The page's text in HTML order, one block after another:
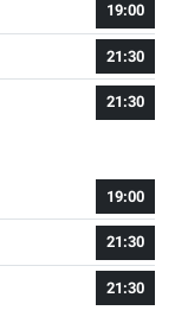
19:00
21:30
21:30
19:00
21:30
21:30